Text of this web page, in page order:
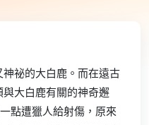
祕的大白鹿。而在遠古
與大白鹿有關的神奇邂
點遭獵人給射傷，原來